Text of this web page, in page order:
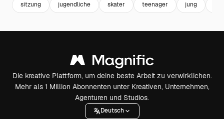
sitzung jugendliche skater teenager jung
Die kreative Plattform, um deine beste Arbeit zu verwirklichen.
Mehr als 1 Million Abonnenten unter Kreativen, Unternehmen,
Agenturen und Studios.
Deutsch